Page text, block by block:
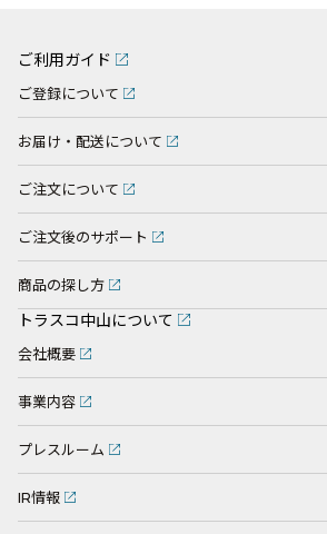
ご利用ガイド
ご登録について
お届け・配送について
ご注文について
ご注文後のサポート
商品の探し方
トラスコ中山について
会社概要
事業内容
プレスルーム
IR情報